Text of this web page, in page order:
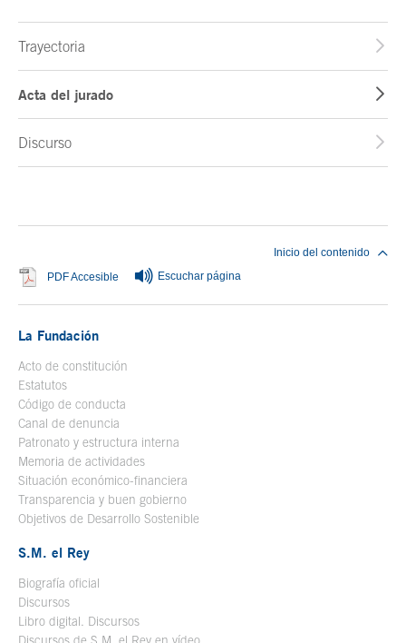
Trayectoria
Acta del jurado
Discurso
PDF Accesible Se abre en ventana nueva
Escuchar página
Inicio del contenido
La Fundación
Acto de constitución
Estatutos
Código de conducta
Canal de denuncia
Patronato y estructura interna
Memoria de actividades
Situación económico-financiera
Transparencia y buen gobierno
Objetivos de Desarrollo Sostenible
S.M. el Rey
Biografía oficial
Discursos
Libro digital. Discursos